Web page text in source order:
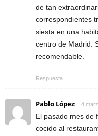
de tan
correspondientes
siesta en una
centro de Madrid.
recomendable.
Respuesta
Pablo López 4
El pasado mes de
cocido al